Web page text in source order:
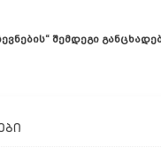
შემდეგი